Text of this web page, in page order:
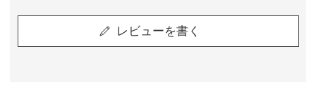
レビューを書く